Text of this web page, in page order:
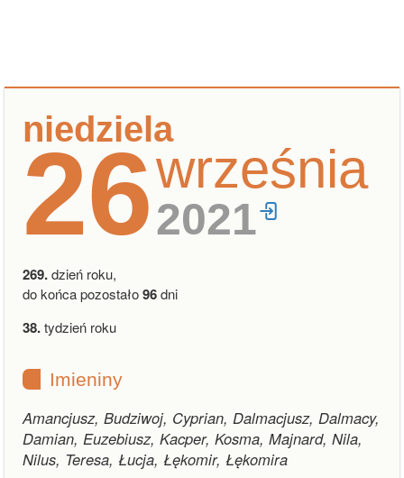
niedziela
26września
2021
269.dzień roku,
do końca pozostało96dni
38.tydzień roku
Imieniny
Amancjusz, Budziwoj, Cyprian, Dalmacjusz, Dalmacy,
Damian, Euzebiusz, Kacper, Kosma, Majnard, Nila,
Nilus, Teresa, Łucja, Łękomir, Łękomira